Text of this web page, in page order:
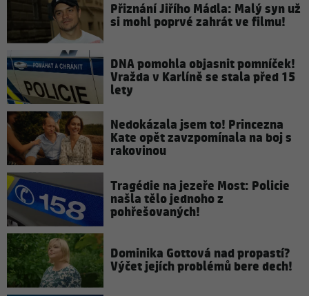
Přiznání Jiřího Mádla: Malý syn už
si mohl poprvé zahrát ve filmu!
DNA pomohla objasnit pomníček!
Vražda v Karlíně se stala před 15
lety
Nedokázala jsem to! Princezna
Kate opět zavzpomínala na boj s
rakovinou
Tragédie na jezeře Most: Policie
našla tělo jednoho z
pohřešovaných!
Dominika Gottová nad propastí?
Výčet jejích problémů bere dech!